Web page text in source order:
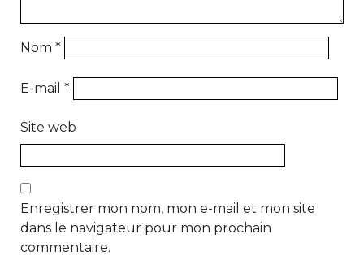
Nom *
E-mail *
Site web
Enregistrer mon nom, mon e-mail et mon site
dans le navigateur pour mon prochain
commentaire.